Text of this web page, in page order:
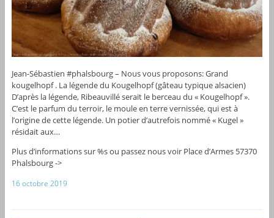
Jean-Sébastien #phalsbourg – Nous vous proposons: Grand
kougelhopf . La légende du Kougelhopf (gâteau typique alsacien)
D’après la légende, Ribeauvillé serait le berceau du « Kougelhopf ».
C’est le parfum du terroir, le moule en terre vernissée, qui est à
l’origine de cette légende. Un potier d’autrefois nommé « Kugel »
résidait aux…
Plus d’informations sur %s ou passez nous voir Place d’Armes 57370
Phalsbourg ->
16 octobre 2019